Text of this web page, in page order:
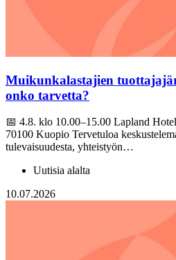
Muikunkalastajien
onko tarvetta?
📅 4.8. klo 10.00–15.00 Lapland
70100 Kuopio Tervetuloa
tulevaisuudesta, yhteistyön…
Uutisia alalta
10.07.2026